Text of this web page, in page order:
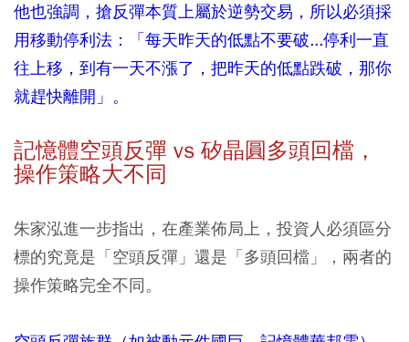
他也強調，搶反彈本質上屬於逆勢交易，所以必須採
用移動停利法：「每天昨天的低點不要破...停利一直
往上移，到有一天不漲了，把昨天的低點跌破，那你
就趕快離開」。
記憶體空頭反彈 vs 矽晶圓多頭回檔，
操作策略大不同
朱家泓進一步指出，在產業佈局上，投資人必須區分
標的究竟是「空頭反彈」還是「多頭回檔」，兩者的
操作策略完全不同。